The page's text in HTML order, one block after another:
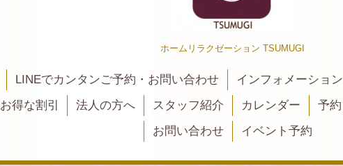
ホームリラクゼーション TSUMUGI
LINEでカンタンご予約・お問い合わせ インフォメーション
お得な割引 法人の方へ スタッフ紹介 カレンダー 予約
お問い合わせ
イベント予約